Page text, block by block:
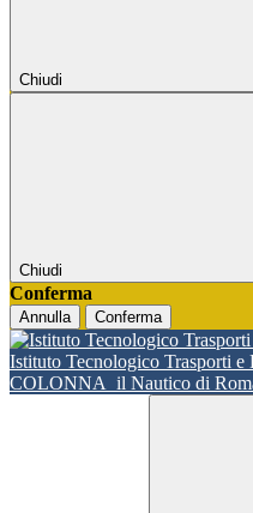
Chiudi
Chiudi
Conferma
Annulla Conferma
Istituto Tecnologico Trasporti e
COLONNA il Nautico di